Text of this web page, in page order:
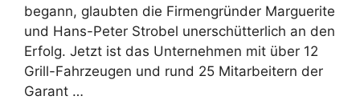
begann, glaubten die Firmengründer Marguerite
und Hans-Peter Strobel unerschütterlich an den
Erfolg. Jetzt ist das Unternehmen mit über 12
Grill-Fahrzeugen und rund 25 Mitarbeitern der
Garant …